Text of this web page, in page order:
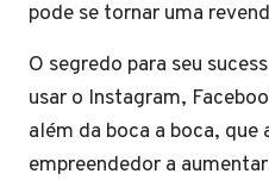
pode se tornar uma
O segredo para seu
usar o Instagram,
além da boca a boca, que
empreendedor a